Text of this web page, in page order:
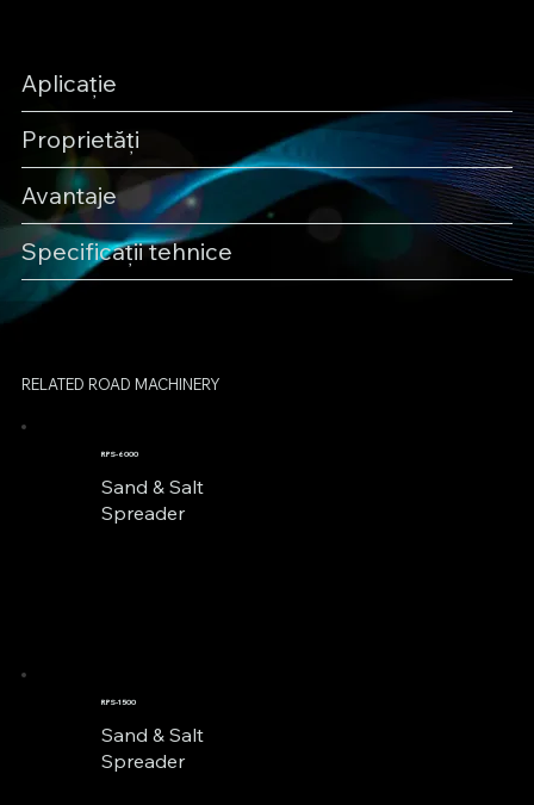
Aplicație
Proprietăți
Avantaje
Specificații tehnice
RELATED ROAD MACHINERY
RPS-6000
Sand & Salt
Spreader
RPS-1500
Sand & Salt
Spreader